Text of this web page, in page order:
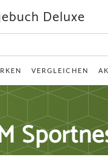
Deluxe
VERGLEICHEN